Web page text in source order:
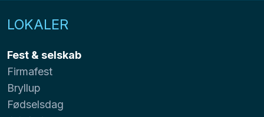
LOKALER
Fest & selskab
Firmafest
Bryllup
Fødselsdag